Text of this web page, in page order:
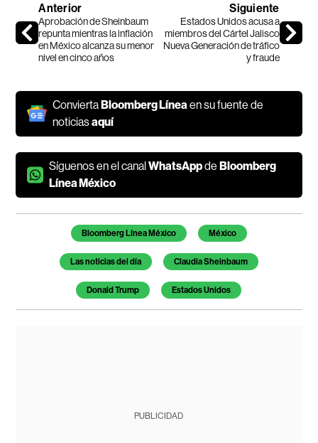
Anterior
Aprobación de Sheinbaum
repunta mientras la inflación
en México alcanza su menor
nivel en cinco años
Siguiente
Estados Unidos acusa a
miembros del Cártel Jalisco
Nueva Generación de tráfico
y fraude
ConviertaBloomberg Línea en su fuente de
noticiasaquí
Síguenos en el canalWhatsAppdeBloomberg
Línea México
Temas de este artículo
Bloomberg Línea México México
Las noticias del día Claudia Sheinbaum
Donald Trump Estados Unidos
PUBLICIDAD